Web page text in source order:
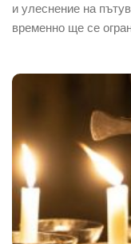
и улеснение на
временно ще се